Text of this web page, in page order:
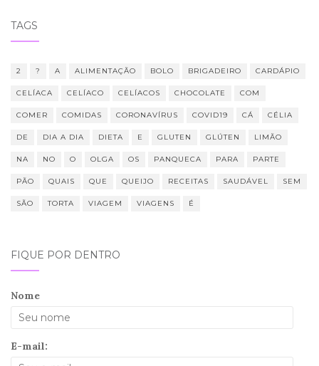
TAGS
2 ? A ALIMENTAÇÃO BOLO BRIGADEIRO CARDÁPIO
CELÍACA CELÍACO CELÍACOS CHOCOLATE COM
COMER COMIDAS CORONAVÍRUS COVID19 CÁ CÉLIA
DE DIA A DIA DIETA E GLUTEN GLÚTEN LIMÃO
NA NO O OLGA OS PANQUECA PARA PARTE
PÃO QUAIS QUE QUEIJO RECEITAS SAUDÁVEL SEM
SÃO TORTA VIAGEM VIAGENS É
FIQUE POR DENTRO
Nome
E-mail: